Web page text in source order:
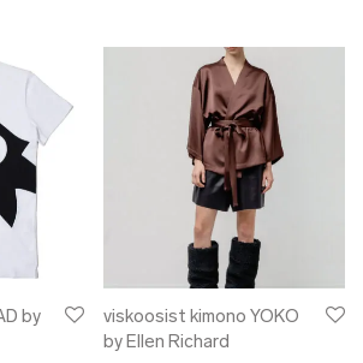
by
viskoosist kimono YOKO
by Ellen Richard